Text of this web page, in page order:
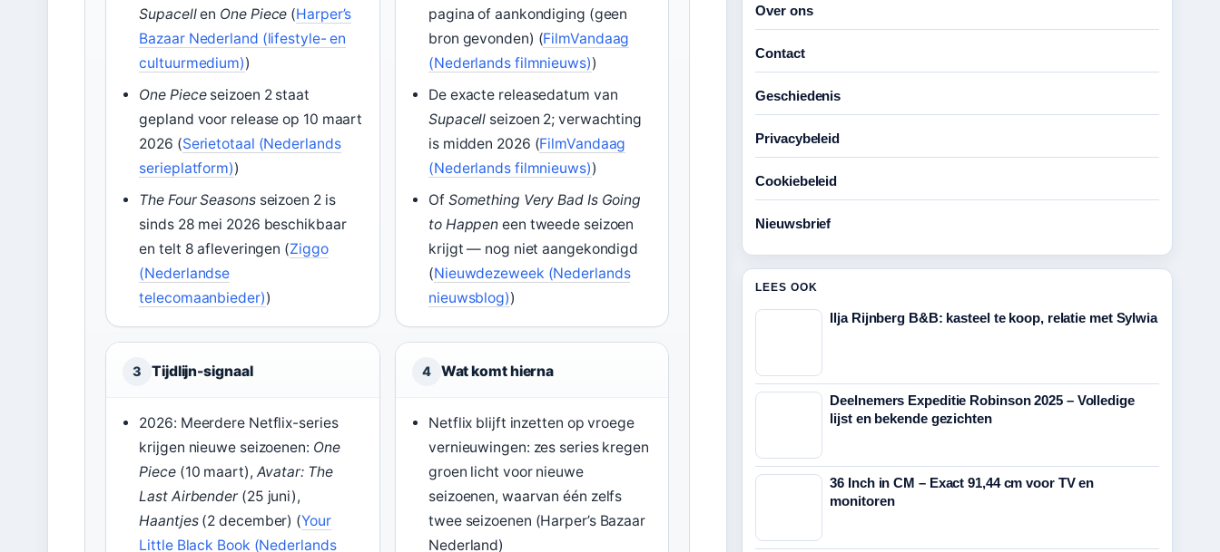
Supacellen One Piece (Harper’s
Bazaar Nederland (lifestyle- en
cultuurmedium))
One Pieceseizoen 2 staat
gepland voor release op 10 maart
2026 (Serietotaal (Nederlands
serieplatform))
The Four Seasonsseizoen 2 is
sinds 28 mei 2026 beschikbaar
en telt 8 afleveringen (Ziggo
(Nederlandse
telecomaanbieder))
pagina of aankondiging (geen
bron gevonden) (FilmVandaag
(Nederlands filmnieuws))
De exacte releasedatum van
Supacell seizoen 2; verwachting
is midden 2026 (FilmVandaag
(Nederlands filmnieuws))
Of Something Very Bad Is Going
to Happen een tweede seizoen
krijgt — nog niet aangekondigd
(Nieuwdezeweek (Nederlands
nieuwsblog))
3 Tijdlijn-signaal
2026: Meerdere Netflix-series
krijgen nieuwe seizoenen: One
Piece(10 maart), Avatar: The
Last Airbender (25 juni),
Haantjes(2 december) (Your
Little Black Book (Nederlands
4 Wat komt hierna
Netflix blijft inzetten op vroege
vernieuwingen: zes series kregen
groen licht voor nieuwe
seizoenen, waarvan één zelfs
twee seizoenen (Harper’s Bazaar
Nederland)
Over ons
Contact
Geschiedenis
Privacybeleid
Cookiebeleid
Nieuwsbrief
LEES OOK
Ilja Rijnberg B&B: kasteel te koop, relatie met Sylwia
Deelnemers Expeditie Robinson 2025 – Volledige
lijst en bekende gezichten
36 Inch in CM – Exact 91,44 cm voor TV en
monitoren